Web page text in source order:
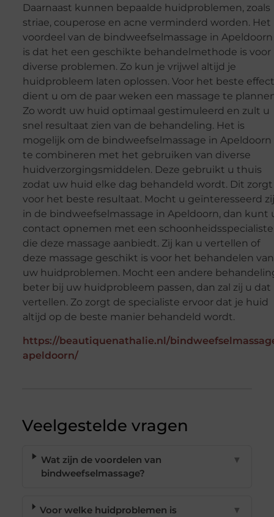
Daarnaast kunnen bepaalde huidproblemen, zoals
striae, couperose en acne verminderd worden. Het
voordeel van de bindweefselmassage in Apeldoorn
is dat het een geschikte behandelmethode is voor
diverse problemen. Zo kun je vrijwel altijd je
huidprobleem laten oplossen. Voor het beste effect
dient u om de paar weken een massage te
Zo wordt uw huid optimaal gestimuleerd en zult u
snel resultaat zien van de behandeling. Het is
mogelijk om de bindweefselmassage in Apeldoorn
te combineren met het gebruiken van diverse
huidverzorgingsmiddelen. Deze gebruikt u thuis
zodat uw huid elke dag behandeld wordt. Dit zorgt
voor het beste resultaat. Mocht u geïnteresseerd
in de bindweefselmassage in Apeldoorn, dan kunt
contact opnemen met een schoonheidsspecialiste
die deze massage aanbiedt. Zij kan u vertellen of
deze massage geschikt is voor het behandelen van
uw huidproblemen. Mocht een andere
beter bij uw huidprobleem passen, dan zal zij u dat
vertellen. Zo zorgt de specialiste ervoor dat je huid
altijd op de beste manier behandeld wordt.
https://beautiquenathalie.nl/
apeldoorn/
Veelgestelde vragen
Wat zijn de voordelen van
bindweefselmassage?
▼
Voor welke huidproblemen is
▼